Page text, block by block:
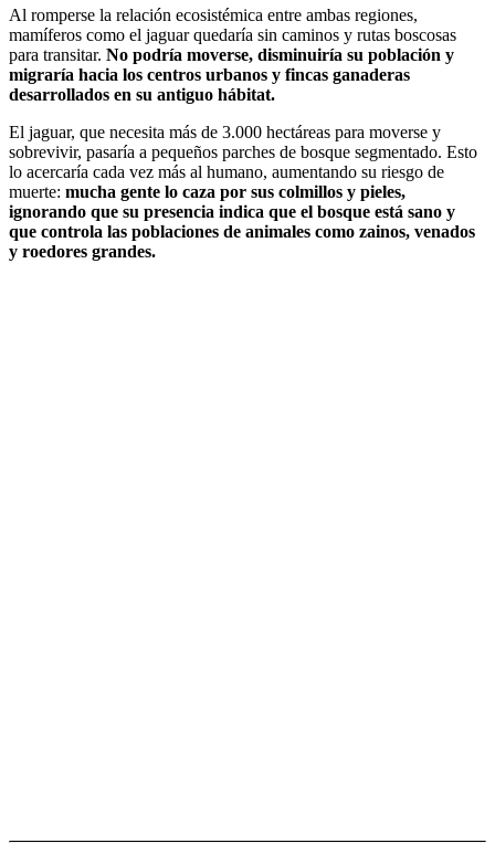
Al romperse la relación ecosistémica entre ambas regiones,
mamíferos como el jaguar quedaría sin caminos y rutas boscosas
para transitar. No podría moverse, disminuiría su población y
migraría hacia los centros urbanos y fincas ganaderas
desarrollados en su antiguo hábitat.
El jaguar, que necesita más de 3.000 hectáreas para moverse y
sobrevivir, pasaría a pequeños parches de bosque segmentado. Esto
lo acercaría cada vez más al humano, aumentando su riesgo de
muerte: mucha gente lo caza por sus colmillos y pieles,
ignorando que su presencia indica que el bosque está sano y
que controla las poblaciones de animales como zainos, venados
y roedores grandes.